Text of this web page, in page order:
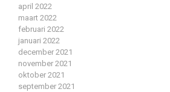
april 2022
maart 2022
februari 2022
januari 2022
december 2021
november 2021
oktober 2021
september 2021